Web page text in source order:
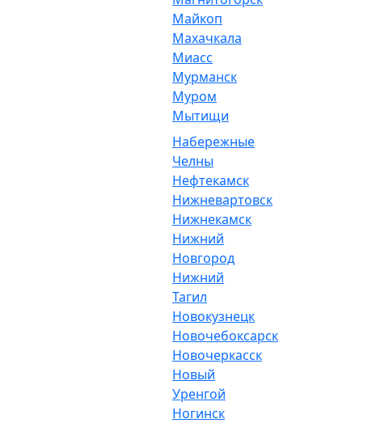
Майкоп
Махачкала
Миасс
Мурманск
Муром
Мытищи
Набережные
Челны
Нефтекамск
Нижневартовск
Нижнекамск
Нижний
Новгород
Нижний
Тагил
Новокузнецк
Новочебоксарск
Новочеркасск
Новый
Уренгой
Ногинск